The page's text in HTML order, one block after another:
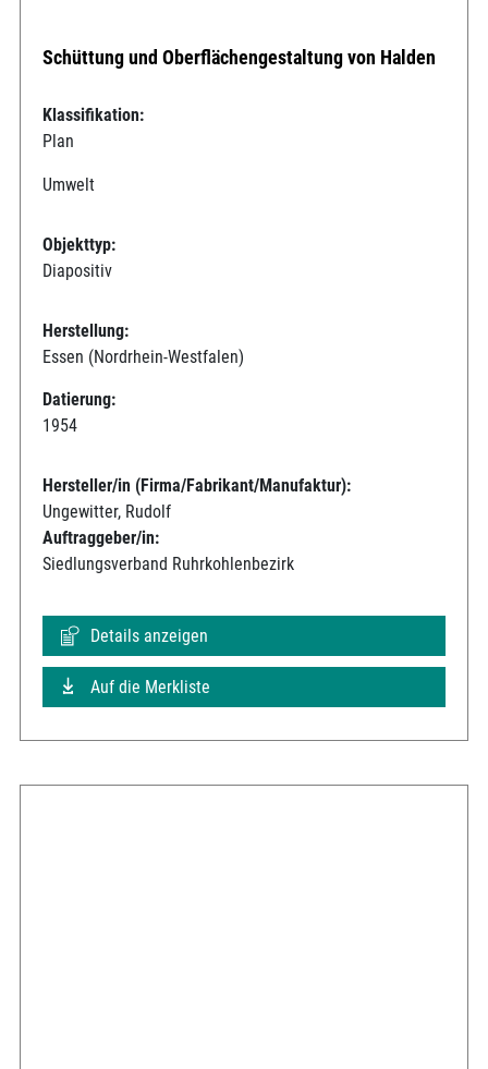
Schüttung und Oberflächengestaltung von Halden
Klassifikation:
Plan
Umwelt
Objekttyp:
Diapositiv
Herstellung:
Essen (Nordrhein-Westfalen)
Datierung:
1954
Hersteller/in (Firma/Fabrikant/Manufaktur):
Ungewitter, Rudolf
Auftraggeber/in:
Siedlungsverband Ruhrkohlenbezirk
Details anzeigen
Auf die Merkliste